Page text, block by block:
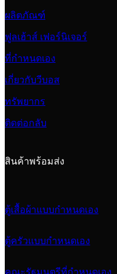
ผลิตภัณฑ์
ฟูลเฮ้าส์ เฟอร์นิเจอร์
ที่กำหนดเอง
เกี่ยวกับวีบอส
ทรัพยากร
ติดต่อกลับ
สินค้าพร้อมส่ง
ตู้เสื้อผ้าแบบกำหนดเอง
ตู้ครัวแบบกำหนดเอง